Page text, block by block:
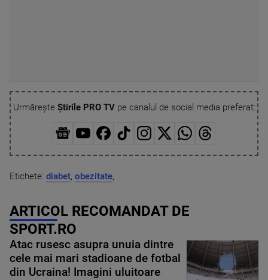
Urmărește Știrile PRO TVpe canalul de social media preferat:
Etichete: diabet, obezitate,
ARTICOL RECOMANDAT DE
SPORT.RO
Atac rusesc asupra unuia dintre
cele mai mari stadioane de fotbal
din Ucraina! Imagini uluitoare